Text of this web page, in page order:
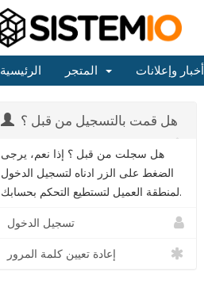
الرئيسية أخبار وإعلانات
هل قمت بالتسجيل من قبل ؟
هل سجلت من قبل ؟ إذا نعم، يرجى
الضغط على الزر ادناه لتسجيل الدخول
لمنطقة العميل لتستطيع التحكم بحسابك.
تسجيل الدخول
إعادة تعيين كلمة المرور